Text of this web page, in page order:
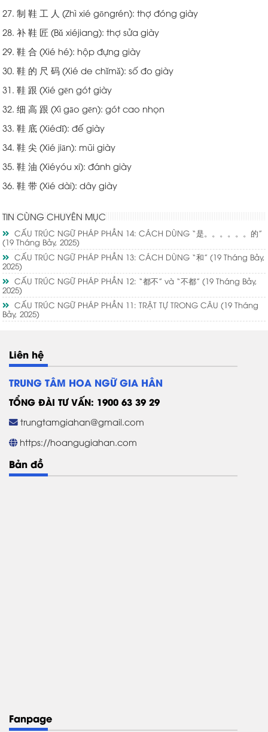
27. 制 鞋 工 人 (Zhì xié gōngrén): thợ đóng giày
28. 补 鞋 匠 (Bǔ xiéjiang): thợ sửa giày
29. 鞋 合 (Xié hé): hộp đựng giày
30. 鞋 的 尺 码 (Xié de chǐmǎ): số đo giày
31. 鞋 跟 (Xié gēn gót giày
32. 细 高 跟 (Xì gāo gēn): gót cao nhọn
33. 鞋 底 (Xiédǐ): đế giày
34. 鞋 尖 (Xié jiān): mũi giày
35. 鞋 油 (Xiéyóu xi): đánh giày
36. 鞋 带 (Xié dài): dây giày
TIN CÙNG CHUYÊN MỤC
CẤU TRÚC NGỮ PHÁP PHẦN 14: CÁCH DÙNG “是。。。。。。的”
(19 Tháng Bảy, 2025)
CẤU TRÚC NGỮ PHÁP PHẦN 13: CÁCH DÙNG “和”(19 Tháng Bảy,
2025)
CẤU TRÚC NGỮ PHÁP PHẦN 12: “都不” và “不都”(19 Tháng Bảy,
2025)
CẤU TRÚC NGỮ PHÁP PHẦN 11: TRẬT TỰ TRONG CÂU(19 Tháng
Bảy, 2025)
Liên hệ
TRUNG TÂM HOA NGỮ GIA HÂN
TỔNG ĐÀI TƯ VẤN: 1900 63 39 29
trungtamgiahan@gmail.com
https://hoangugiahan.com
Bản đồ
Fanpage